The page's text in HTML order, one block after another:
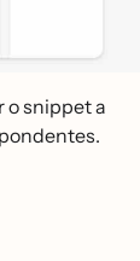
o snippet a